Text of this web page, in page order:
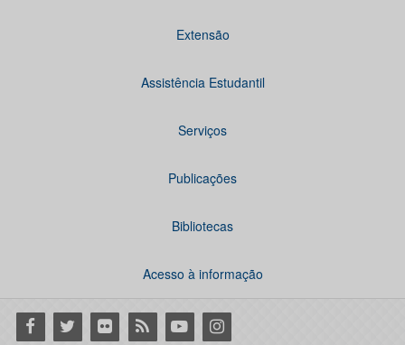
Extensão
Assistência Estudantil
Serviços
Publicações
Bibliotecas
Acesso à informação
Facebook
Twitter Flickr RSS YoutubeInstagram